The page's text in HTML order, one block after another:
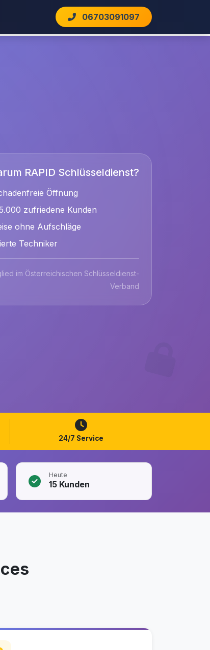
06703091097
RAPID Schlüsseldienst?
Öffnung
zufriedene Kunden
ohne Aufschläge
Techniker
im Österreichischen Schlüsseldienst-
Verband
24/7 Service
Heute
15 Kunden